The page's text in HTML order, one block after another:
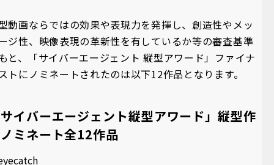
動画ならではの効果や表現力を発揮し、創造性やメッ
ジ性、映像表現の革新性を有しているか等の審査基準
と、「サイバーエージェント 縦型アワード」ファイナ
トにノミネートされたのは以下12作品となります。
イバーエージェント縦型アワード」縦型作
ミネート全12作品